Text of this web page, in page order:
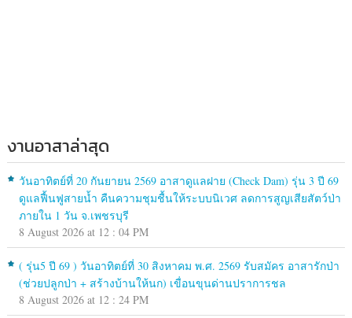
งานอาสาล่าสุด
วันอาทิตย์ที่ 20 กันยายน 2569 อาสาดูแลฝาย (Check Dam) รุ่น 3 ปี 69
ดูแลฟื้นฟูสายน้ำ คืนความชุมชื้นให้ระบบนิเวศ ลดการสูญเสียสัตว์ป่า
ภายใน 1 วัน จ.เพชรบุรี
8 August 2026 at 12 : 04 PM
( รุ่น5 ปี 69 ) วันอาทิตย์ที่ 30 สิงหาคม พ.ศ. 2569 รับสมัคร อาสารักป่า
(ช่วยปลูกป่า + สร้างบ้านให้นก) เขื่อนขุนด่านปราการชล
8 August 2026 at 12 : 24 PM